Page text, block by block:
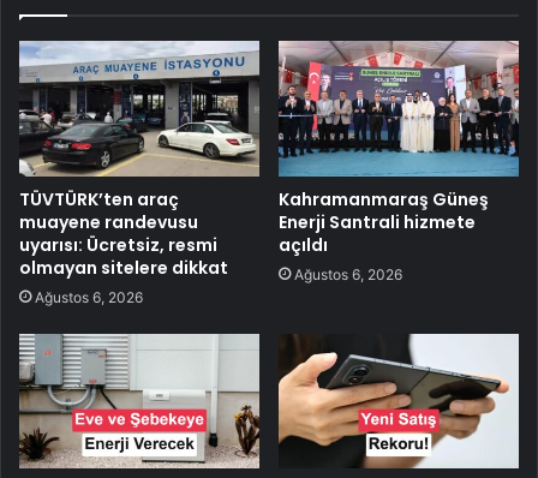
TÜVTÜRK’ten araç
muayene randevusu
uyarısı: Ücretsiz, resmi
olmayan sitelere dikkat
Ağustos 6, 2026
Kahramanmaraş Güneş
Enerji Santrali hizmete
açıldı
Ağustos 6, 2026